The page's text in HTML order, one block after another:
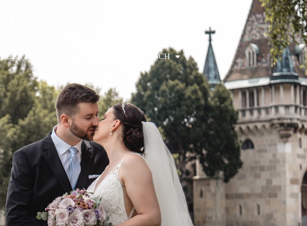
ÜBER UNS DEUTSCH